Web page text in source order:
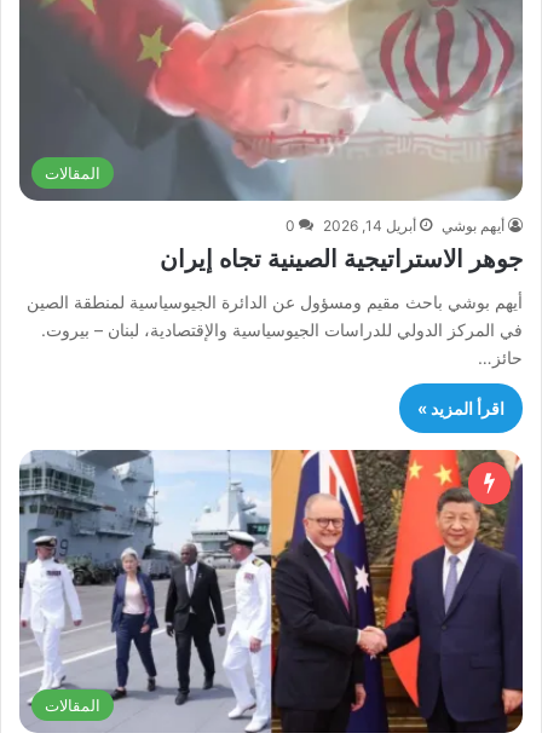
المقالات
أيهم بوشي أبريل 14, 2026 0
جوهر الاستراتيجية الصينية تجاه إيران
أيهم بوشي باحث مقيم ومسؤول عن الدائرة الجيوسياسية لمنطقة الصين
في المركز الدولي للدراسات الجيوسياسية والإقتصادية، لبنان – بيروت.
حائز…
اقرأ المزيد »
المقالات